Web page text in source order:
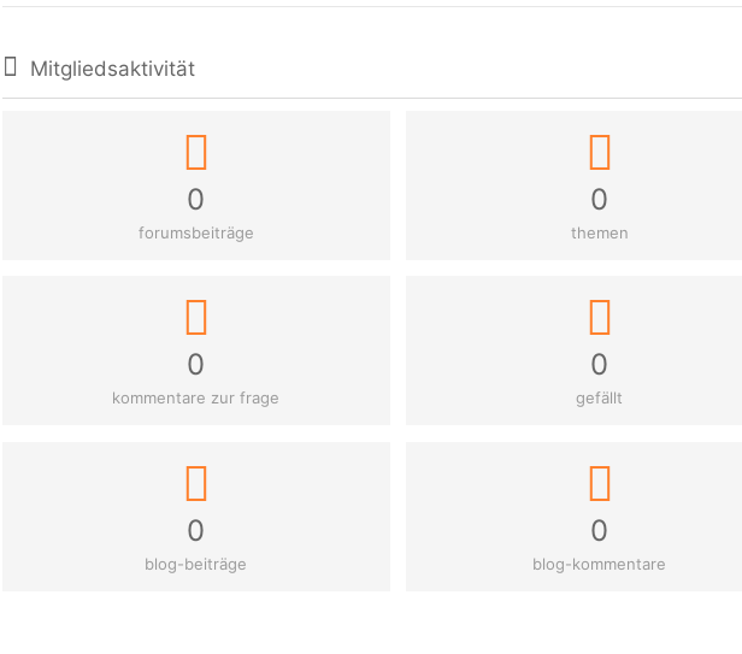
Mitgliedsaktivität
0
forumsbeiträge
0
themen
0
kommentare zur frage
0
gefällt
0
blog-beiträge
0
blog-kommentare